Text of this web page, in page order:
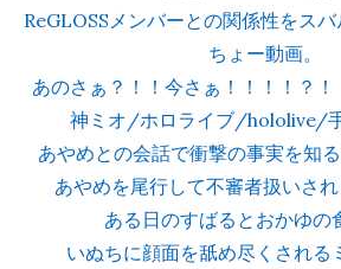
ReGLOSSメンバーとの関係性をス
ちょー動画。
あのさぁ？！！今さぁ！！！！？
神ミオ/ホロライブ/hololive/手
あやめとの会話で衝撃の事実を知る
あやめを尾行して不審者扱いされ
ある日のすばるとおかゆの
いぬちに顔面を舐め尽くされる